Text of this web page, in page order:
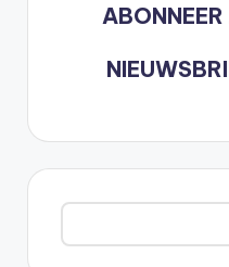
Zoeken